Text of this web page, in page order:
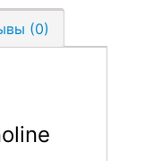
(0)